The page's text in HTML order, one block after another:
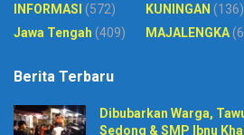
INFORMASI (572)
Jawa Tengah (409)
KUNINGAN (136)
MAJALENGKA
Berita Terbaru
Dibubarkan Warga,
Sedong & SMP Ibnu